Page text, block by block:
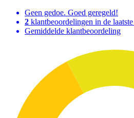
Geen gedoe. Goed geregeld!
2 klantbeoordelingen in de
Gemiddelde klantbeoordeling